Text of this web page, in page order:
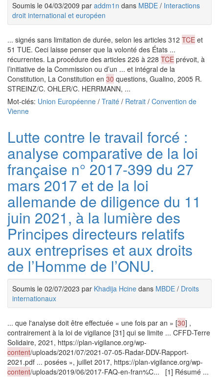
Soumis le 04/03/2009 par addm1n dans MBDE / Interactions
droit international et européen
... signés sans limitation de durée, selon les articles 312 TCE et
51 TUE. Ceci laisse penser que la volonté des États ...
récurrentes. La procédure des articles 226 à 228 TCE prévoit, à
l’initiative de la Commission ou d’un ... et intégral de la
Constitution, La Constitution en 30 questions, Gualino, 2005 R.
STREINZ/C. OHLER/C. HERRMANN, ...
Mot-clés: Union Européenne / Traité / Retrait / Convention de
Vienne
Lutte contre le travail forcé :
analyse comparative de la loi
française n° 2017-399 du 27
mars 2017 et de la loi
allemande de diligence du 11
juin 2021, à la lumière des
Principes directeurs relatifs
aux entreprises et aux droits
de l’Homme de l’ONU.
Soumis le 02/07/2023 par Khadija Hcine dans MBDE / Droits
internationaux
... que l'analyse doit être effectuée « une fois par an » [30] ,
contrairement à la loi de vigilance [31] qui se limite ... CFFD-Terre
Solidaire, 2021, https://plan-vigilance.org/wp-
content/uploads/2021/07/2021-07-05-Radar-DDV-Rapport-
2021.pdf ... posées », juillet 2017, https://plan-vigilance.org/wp-
content/uploads/2019/06/2017-FAQ-en-fran%C... [1] Résumé ...